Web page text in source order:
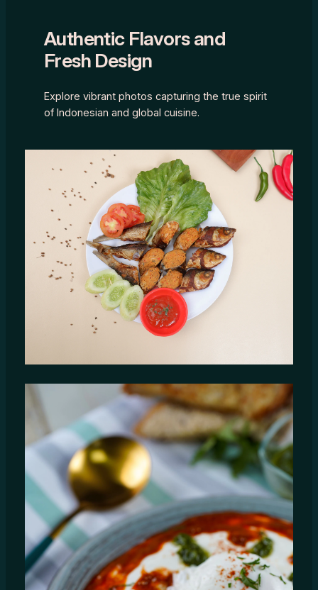
Authentic Flavors and
Fresh Design
Explore vibrant photos capturing the true spirit
of Indonesian and global cuisine.